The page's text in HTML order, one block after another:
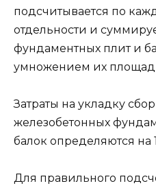
подсчитывается по
отдельности и
фундаментных плит и
умножением их
Затраты на укладку
железобетонных
балок определяются на
Для правильного